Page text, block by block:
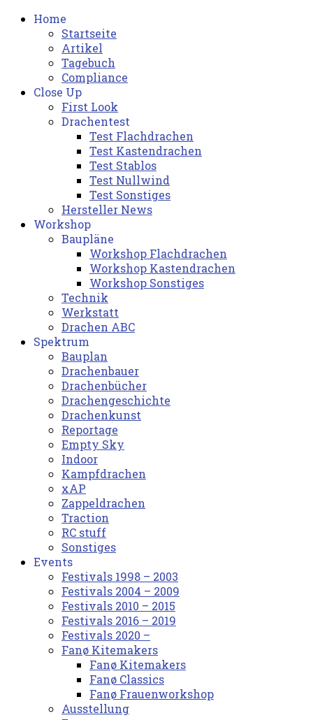
Home
Startseite
Artikel
Tagebuch
Compliance
Close Up
First Look
Drachentest
Test Flachdrachen
Test Kastendrachen
Test Stablos
Test Nullwind
Test Sonstiges
Hersteller News
Workshop
Baupläne
Workshop Flachdrachen
Workshop Kastendrachen
Workshop Sonstiges
Technik
Werkstatt
Drachen ABC
Spektrum
Bauplan
Drachenbauer
Drachenbücher
Drachengeschichte
Drachenkunst
Reportage
Empty Sky
Indoor
Kampfdrachen
xAP
Zappeldrachen
Traction
RC stuff
Sonstiges
Events
Festivals 1998 – 2003
Festivals 2004 – 2009
Festivals 2010 – 2015
Festivals 2016 – 2019
Festivals 2020 –
Fanø Kitemakers
Fanø Kitemakers
Fanø Classics
Fanø Frauenworkshop
Ausstellung